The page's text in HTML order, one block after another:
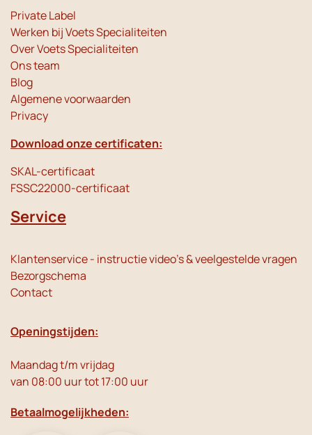
Private Label
Werken bij Voets Specialiteiten
Over Voets Specialiteiten
Ons team
Blog
Algemene voorwaarden
Privacy
Download onze certificaten:
SKAL-certificaat
FSSC22000-certificaat
Service
Klantenservice - instructie video's & veelgestelde vragen
Bezorgschema
Contact
Openingstijden:
Maandag t/m vrijdag
van 08:00 uur tot 17:00 uur
Betaalmogelijkheden: